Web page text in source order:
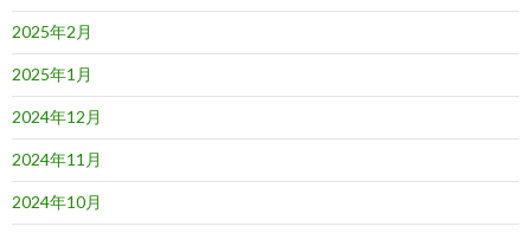
2025年2月
2025年1月
2024年12月
2024年11月
2024年10月